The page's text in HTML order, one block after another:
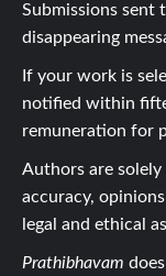
Submissions sent
disappearing
If your work is
notified within
remuneration for
Authors are
accuracy,
legal and ethical
Prathibhavam